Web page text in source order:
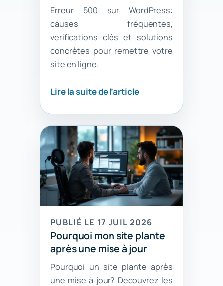
Erreur 500 sur WordPress:
causes fréquentes,
vérifications clés et solutions
concrètes pour remettre votre
site en ligne.
Lire la suite de l’article
PUBLIÉ LE 17 JUIL 2026
Pourquoi mon site plante
après une mise à jour
Pourquoi un site plante après
une mise à jour? Découvrez les